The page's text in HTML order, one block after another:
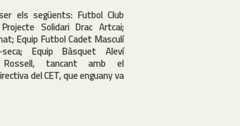
els següents: Futbol Club
Solidari Drac Artcai;
Equip Futbol Cadet Masculí
Equip Bàsquet Aleví
tancant amb el
del CET, que enguany va